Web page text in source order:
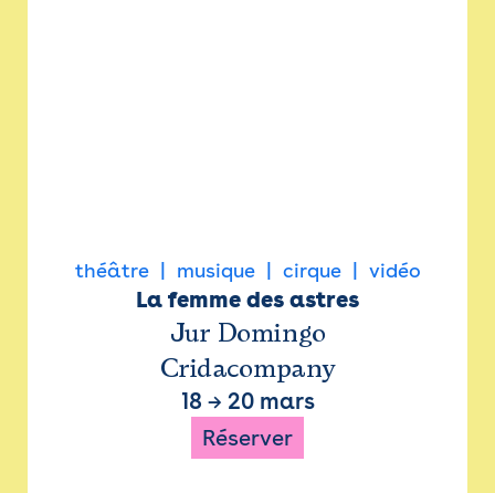
théâtre musique cirque vidéo
La femme des astres
Jur Domingo
Cridacompany
18 → 20 mars
Réserver